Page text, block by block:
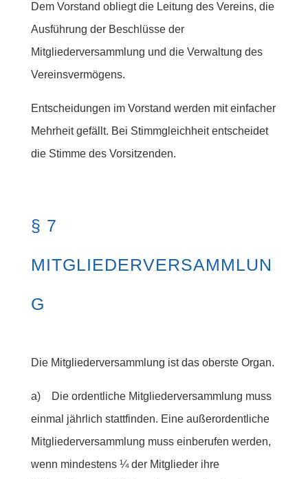
Dem Vorstand obliegt die Leitung des Vereins, die
Ausführung der Beschlüsse der
Mitgliederversammlung und die Verwaltung des
Vereinsvermögens.
Entscheidungen im Vorstand werden mit einfacher
Mehrheit gefällt. Bei Stimmgleichheit entscheidet
die Stimme des Vorsitzenden.
§ 7
MITGLIEDERVERSAMMLUN
G
Die Mitgliederversammlung ist das oberste Organ.
a) Die ordentliche Mitgliederversammlung muss
einmal jährlich stattfinden. Eine außerordentliche
Mitgliederversammlung muss einberufen werden,
wenn mindestens ¼ der Mitglieder ihre